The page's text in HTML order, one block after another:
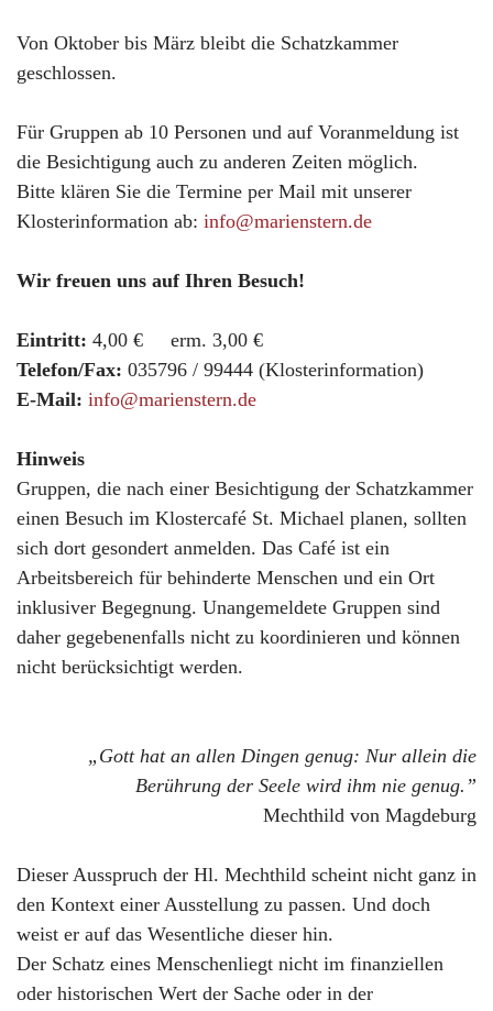
Von Oktober bis März bleibt die Schatzkammer
geschlossen.
Für Gruppen ab 10 Personen und auf Voranmeldung ist
die Besichtigung auch zu anderen Zeiten möglich.
Bitte klären Sie die Termine per Mail mit unserer
Klosterinformation ab: info@marienstern.de
Wir freuen uns auf Ihren Besuch!
Eintritt: 4,00 € erm. 3,00 €
Telefon/Fax: 035796 / 99444 (Klosterinformation)
E-Mail: info@marienstern.de
Hinweis
Gruppen, die nach einer Besichtigung der Schatzkammer
einen Besuch im Klostercafé St. Michael planen, sollten
sich dort gesondert anmelden. Das Café ist ein
Arbeitsbereich für behinderte Menschen und ein Ort
inklusiver Begegnung. Unangemeldete Gruppen sind
daher gegebenenfalls nicht zu koordinieren und können
nicht berücksichtigt werden.
„Gott hat an allen Dingen genug: Nur allein die
Berührung der Seele wird ihm nie genug.”
Mechthild von Magdeburg
Dieser Ausspruch der Hl. Mechthild scheint nicht ganz in
den Kontext einer Ausstellung zu passen. Und doch
weist er auf das Wesentliche dieser hin.
Der Schatz eines Menschenliegt nicht im finanziellen
oder historischen Wert der Sache oder in der